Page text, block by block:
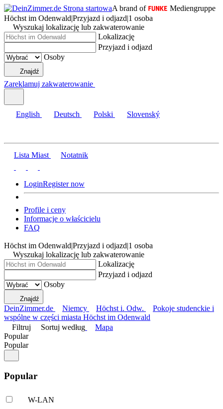
A brand of
Mediengruppe
Höchst im Odenwald|Przyjazd i odjazd|1 osoba
Wyszukaj lokalizację lub zakwaterowanie
Lokalizację
Przyjazd i odjazd
Osoby
Znajdź
Zareklamuj zakwaterowanie
English Deutsch Polski Slovenský
Lista Miast Notatnik
LoginRegister now
Profile i ceny
Informacje o właścicielu
FAQ
Höchst im Odenwald|Przyjazd i odjazd|1 osoba
Wyszukaj lokalizację lub zakwaterowanie
Lokalizację
Przyjazd i odjazd
Osoby
Znajdź
DeinZimmer.de Niemcy Höchst i. Odw.
Pokoje studenckie i
wspólne w części miasta Höchst im Odenwald
Filtruj
Sortuj według
Mapa
Popular
Popular
Popular
W-LAN